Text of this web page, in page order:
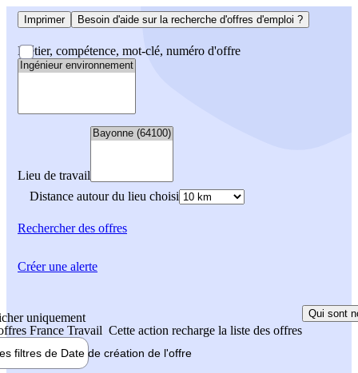
Imprimer Besoin d'aide sur la recherche d'offres d'emploi ?
Métier, compétence, mot-clé, numéro d'offre
Lieu de travail
Distance autour du lieu choisi
Rechercherdes offres
uniquement
France Travail Cette action recharge la liste des offres
Qui sont
filtres de Date de création de l'offre
Créer une alerte